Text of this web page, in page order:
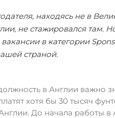
находясь не в
не стажировался там.
в категории
страной.
в Англии важно
хотя бы 30 тысяч
До начала работы